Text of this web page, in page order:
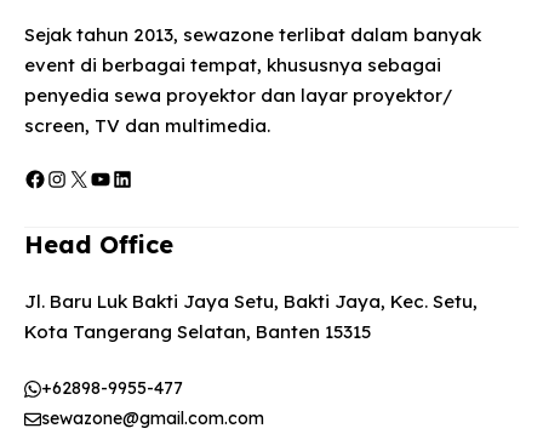
Sejak tahun 2013, sewazone terlibat dalam banyak
event di berbagai tempat, khususnya sebagai
penyedia sewa proyektor dan layar proyektor/
screen, TV dan multimedia.
Facebook
Instagram
X YouTube
LinkedIn
Head Office
Jl. Baru Luk Bakti Jaya Setu, Bakti Jaya, Kec. Setu,
Kota Tangerang Selatan, Banten 15315
+62898-9955-477
sewazone@gmail.com.com